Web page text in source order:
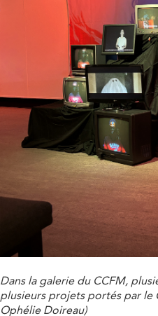
Dans la galerie du CCFM,
plusieurs projets portés par le
Ophélie Doireau)